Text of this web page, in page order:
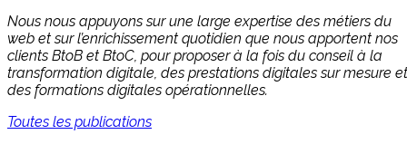
Nous nous appuyons sur une large expertise des métiers du
web et sur l’enrichissement quotidien que nous apportent nos
clients BtoB et BtoC, pour proposer à la fois du conseil à la
transformation digitale, des prestations digitales sur mesure et
des formations digitales opérationnelles.
Toutes les publications